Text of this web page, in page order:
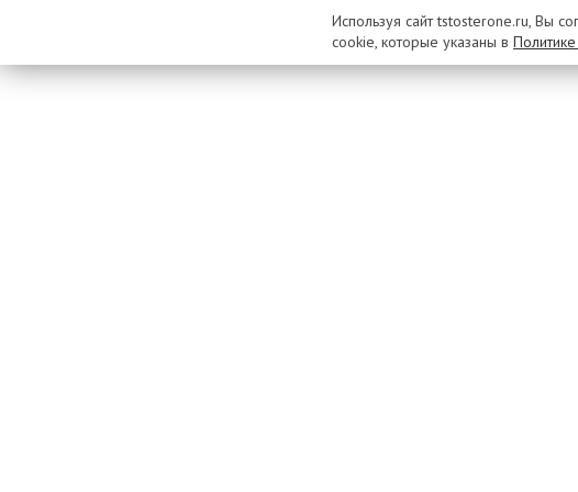
Используя сайт tstosterone.ru, Вы
cookie, которые указаны в